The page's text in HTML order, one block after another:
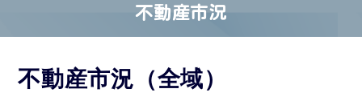
不動産市況
不動産市況（全域）